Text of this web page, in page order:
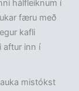
hálfleiknum í
færu með
kafli
aftur inn í
mistókst